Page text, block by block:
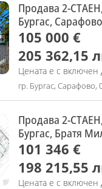
Продава 2-
Бургас, Сарафово
105 000 €
205 362,15
Цената е с включен
гр. Бургас, Сарафово,
Продава 2-
Бургас, Братя
101 346 €
198 215,55
Цената е с включен